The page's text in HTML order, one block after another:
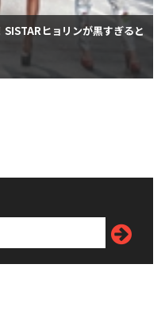
ヒョリンが黒すぎると